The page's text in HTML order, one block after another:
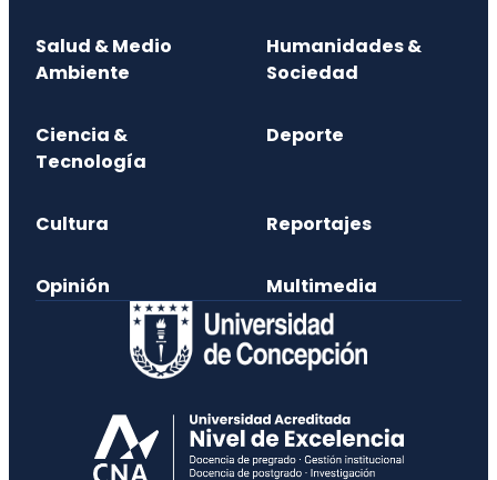
Salud & Medio
Ambiente
Humanidades &
Sociedad
Ciencia &
Tecnología
Deporte
Cultura Reportajes
Opinión Multimedia